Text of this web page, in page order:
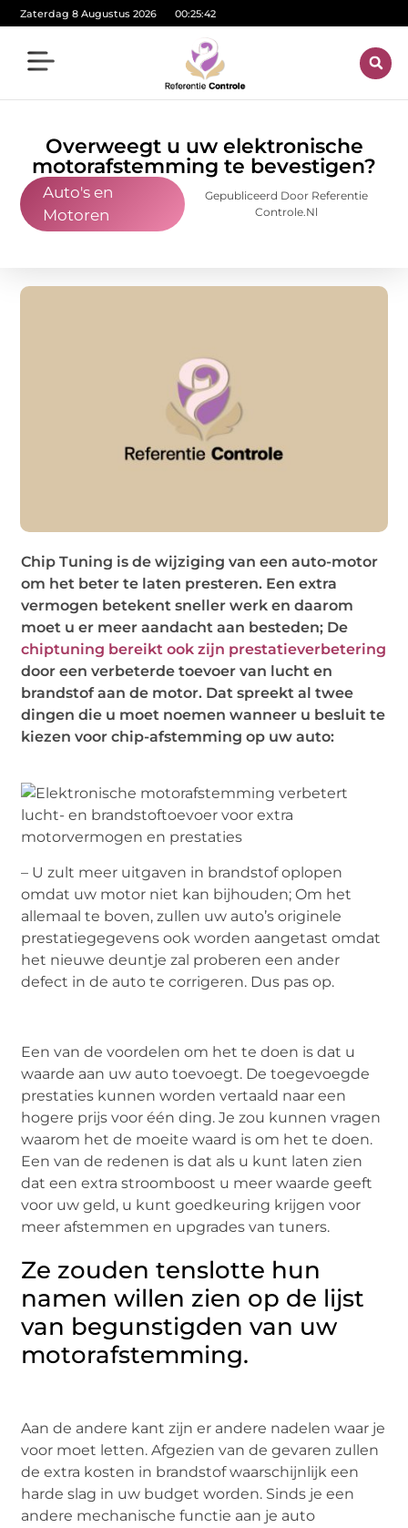
Zaterdag 8 Augustus 2026 00:25:43
Overweegt u uw elektronische
motorafstemming te bevestigen?
Auto's en
Motoren
Gepubliceerd Door Referentie
Controle.nl
Chip Tuning is de wijziging van een auto-motor
om het beter te laten presteren. Een extra
vermogen betekent sneller werk en daarom
moet u er meer aandacht aan besteden; De
chiptuning bereikt ook zijn prestatieverbetering
door een verbeterde toevoer van lucht en
brandstof aan de motor. Dat spreekt al twee
dingen die u moet noemen wanneer u besluit te
kiezen voor chip-afstemming op uw auto:
– U zult meer uitgaven in brandstof oplopen
omdat uw motor niet kan bijhouden; Om het
allemaal te boven, zullen uw auto’s originele
prestatiegegevens ook worden aangetast omdat
het nieuwe deuntje zal proberen een ander
defect in de auto te corrigeren. Dus pas op.
Een van de voordelen om het te doen is dat u
waarde aan uw auto toevoegt. De toegevoegde
prestaties kunnen worden vertaald naar een
hogere prijs voor één ding. Je zou kunnen vragen
waarom het de moeite waard is om het te doen.
Een van de redenen is dat als u kunt laten zien
dat een extra stroomboost u meer waarde geeft
voor uw geld, u kunt goedkeuring krijgen voor
meer afstemmen en upgrades van tuners.
Ze zouden tenslotte hun
namen willen zien op de lijst
van begunstigden van uw
motorafstemming.
Aan de andere kant zijn er andere nadelen waar je
voor moet letten. Afgezien van de gevaren zullen
de extra kosten in brandstof waarschijnlijk een
harde slag in uw budget worden. Sinds je een
andere mechanische functie aan je auto